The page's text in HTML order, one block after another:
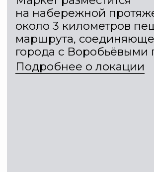
в Парке Горького
15−16 августа мы проводим летний
маркет в одной из самых живых
и красивых точек Москвы — в Парке
Горького, на Пушкинской набережной.
Это новая локация на карте Москвы,
которая станет главной точкой
притяжения города, где культура,
прогулки и дизайн естественно